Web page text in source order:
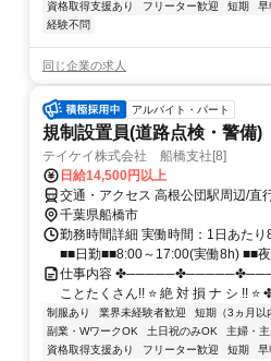
資格取得支援あり
フリーター歓迎 短期 早
経験不問
同じ企業の求人
アルバイト・パート
規制設置員(道路点検・警備)
テイケイ株式会社 船橋支社[8]
日給14,500円以上
交通・アクセス 高根公団駅周辺/直
千葉県船橋市
勤務時間詳細 実働時間：1日あた
■■日勤■■8:00～17:00(実働8h) ■■
仕事内容
ことたくさん!! ⭐ 絶 対 損 ナ
制服あり 業界未経験者歓迎 短期（3ヵ月以
副業・WワークOK
土日祝のみOK 主婦・
資格取得支援あり
フリーター歓迎 短期 早